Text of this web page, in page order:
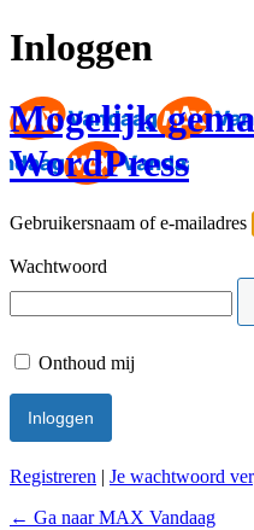
Inloggen
Mogelijk
WordPress
Gebruikersnaam of e-mailadres
Wachtwoord
Onthoud mij
Registreren | Je wachtwoord
← Ga naar MAX Vandaag